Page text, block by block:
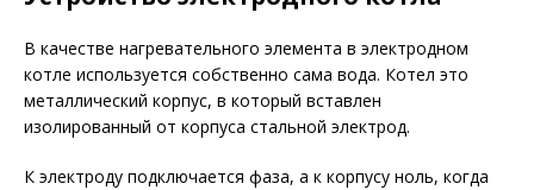
В качестве нагревательного элемента в электродном
котле используется собственно сама вода. Котел это
металлический корпус, в который вставлен
изолированный от корпуса стальной электрод.
К электроду подключается фаза, а к корпусу ноль, когда